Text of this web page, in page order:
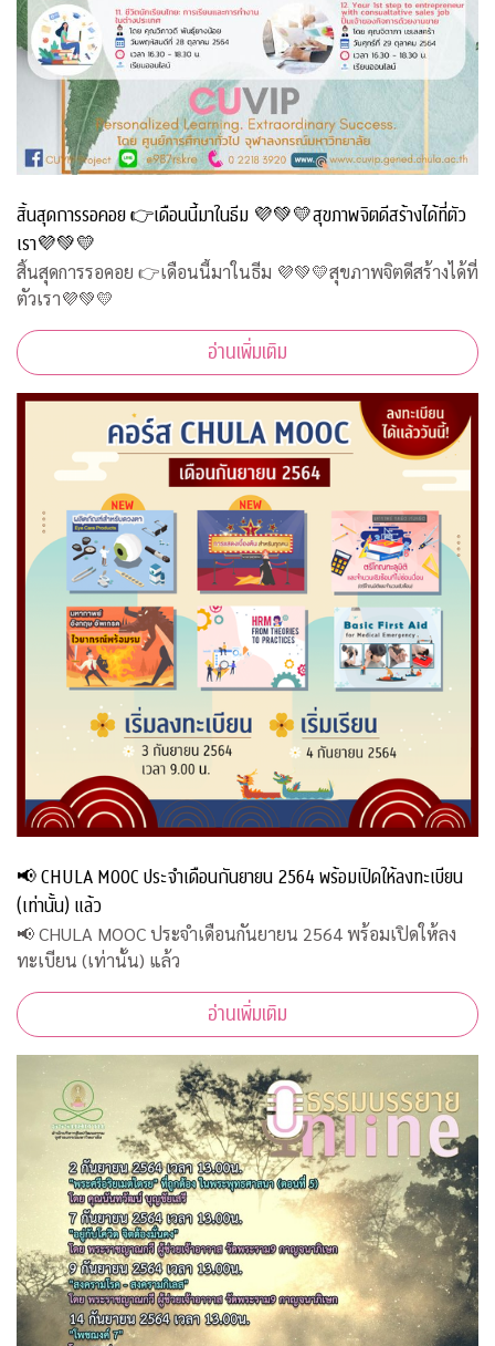
สิ้นสุดการรอคอย 👉เดือนนี้มาในธีม 💜💚💛สุขภาพจิตดีสร้างได้ที่ตัว
เรา💜💚💛
สิ้นสุดการรอคอย 👉เดือนนี้มาในธีม 💜💚💛สุขภาพจิตดีสร้างได้ที่
ตัวเรา💜💚💛
อ่านเพิ่มเติม
📢 CHULA MOOC ประจำเดือนกันยายน 2564 พร้อมเปิดให้ลงทะเบียน
(เท่านั้น) แล้ว
📢 CHULA MOOC ประจำเดือนกันยายน 2564 พร้อมเปิดให้ลง
ทะเบียน (เท่านั้น) แล้ว
อ่านเพิ่มเติม